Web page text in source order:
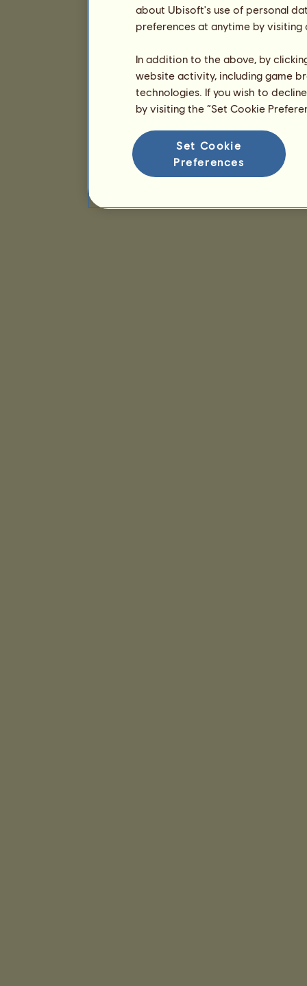
about Ubisoft's use of personal
preferences at anytime by
In addition to the above, by
website activity, including game
technologies. If you wish to
by visiting the “Set Cookie
Set Cookie
Preferences